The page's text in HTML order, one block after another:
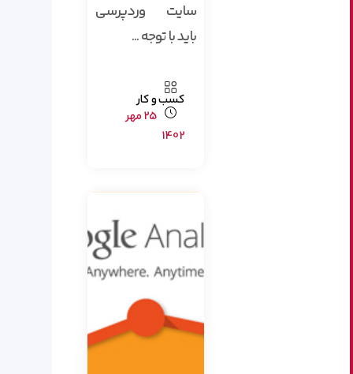
سایت وردپرسی
باید با توجه ...
کسب و کار
25 مهر
1402